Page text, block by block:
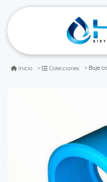
Inicio Colecciones Buje